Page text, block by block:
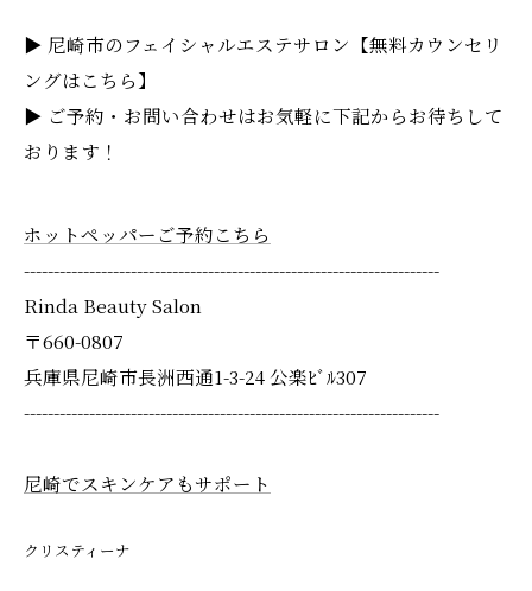
▶︎ 尼崎市のフェイシャルエステサロン【無料カウンセリ
ングはこちら】
▶︎ ご予約・お問い合わせはお気軽に下記からお待ちして
おります！
ホットペッパーご予約こちら
----------------------------------------------------------------------
Rinda Beauty Salon
〒660-0807
兵庫県尼崎市長洲西通1-3-24 公楽ﾋﾞﾙ307
----------------------------------------------------------------------
尼崎でスキンケアもサポート
クリスティーナ